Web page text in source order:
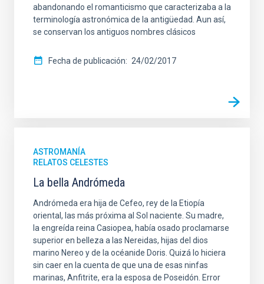
abandonando el romanticismo que caracterizaba a la
terminología astronómica de la antigüedad. Aun así,
se conservan los antiguos nombres clásicos
Fecha de publicación 24/02/2017
ASTROMANÍA
RELATOS CELESTES
La bella Andrómeda
Andrómeda era hija de Cefeo, rey de la Etiopía
oriental, las más próxima al Sol naciente. Su madre,
la engreída reina Casiopea, había osado proclamarse
superior en belleza a las Nereidas, hijas del dios
marino Nereo y de la océanide Doris. Quizá lo hiciera
sin caer en la cuenta de que una de esas ninfas
marinas, Anfitrite, era la esposa de Poseidón. Error